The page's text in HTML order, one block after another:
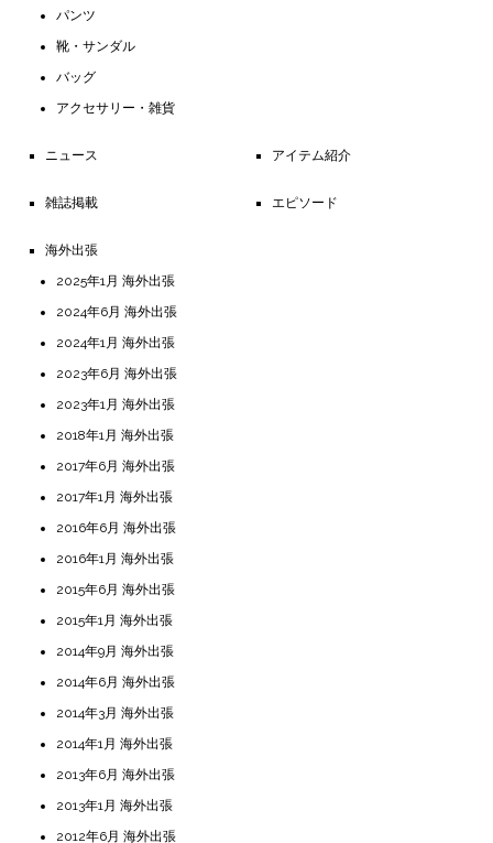
パンツ
靴・サンダル
バッグ
アクセサリー・雑貨
ニュース アイテム紹介
雑誌掲載 エピソード
海外出張
2025年1月 海外出張
2024年6月 海外出張
2024年1月 海外出張
2023年6月 海外出張
2023年1月 海外出張
2018年1月 海外出張
2017年6月 海外出張
2017年1月 海外出張
2016年6月 海外出張
2016年1月 海外出張
2015年6月 海外出張
2015年1月 海外出張
2014年9月 海外出張
2014年6月 海外出張
2014年3月 海外出張
2014年1月 海外出張
2013年6月 海外出張
2013年1月 海外出張
2012年6月 海外出張